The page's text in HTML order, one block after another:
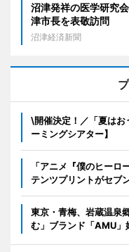
沼津発祥の医学研究
津市長を表敬訪問
沼津経済新聞
\開催決定！／「夏はお
ーミングシアター】
「アニメ『僕のヒー
テンツプリントがセブ
東京・青梅、岩蔵温泉
む」ブランド「AMU」